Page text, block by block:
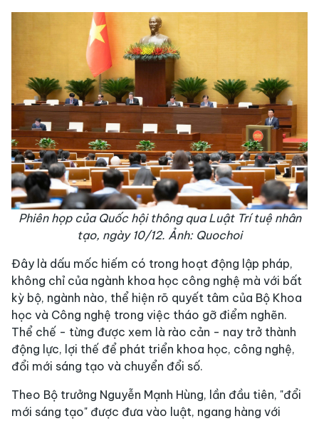
Phiên họp của Quốc hội thông qua Luật Trí tuệ nhân
tạo, ngày 10/12. Ảnh: Quochoi
Đây là dấu mốc hiếm có trong hoạt động lập pháp,
không chỉ của ngành khoa học công nghệ mà với bất
kỳ bộ, ngành nào, thể hiện rõ quyết tâm của Bộ Khoa
học và Công nghệ trong việc tháo gỡ điểm nghẽn.
Thể chế - từng được xem là rào cản - nay trở thành
động lực, lợi thế để phát triển khoa học, công nghệ,
đổi mới sáng tạo và chuyển đổi số.
Theo Bộ trưởng Nguyễn Mạnh Hùng, lần đầu tiên, "đổi
mới sáng tạo" được đưa vào luật, ngang hàng với